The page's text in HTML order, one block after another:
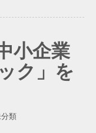
小企業
ク」を
類